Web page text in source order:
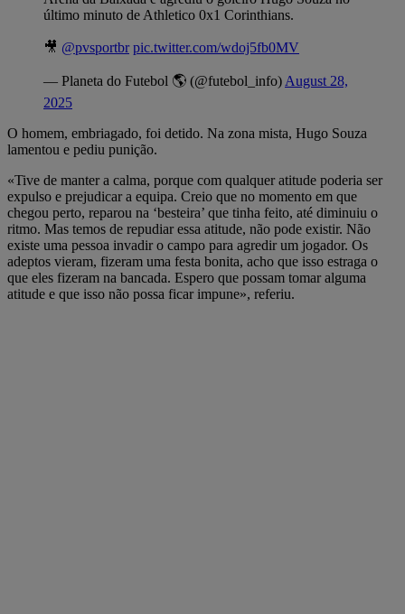
último minuto de Athletico 0x1 Corinthians.
🎥 @pvsportbr pic.twitter.com/wdoj5fb0MV
— Planeta do Futebol 🌎 (@futebol_info) August 28,
2025
O homem, embriagado, foi detido. Na zona mista, Hugo Souza
lamentou e pediu punição.
«Tive de manter a calma, porque com qualquer atitude poderia ser
expulso e prejudicar a equipa. Creio que no momento em que
chegou perto, reparou na ‘besteira’ que tinha feito, até diminuiu o
ritmo. Mas temos de repudiar essa atitude, não pode existir. Não
existe uma pessoa invadir o campo para agredir um jogador. Os
adeptos vieram, fizeram uma festa bonita, acho que isso estraga o
que eles fizeram na bancada. Espero que possam tomar alguma
atitude e que isso não possa ficar impune», referiu.